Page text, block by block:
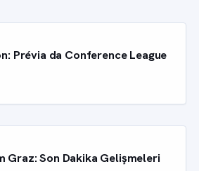
Prévia da Conference League
Graz: Son Dakika Gelişmeleri